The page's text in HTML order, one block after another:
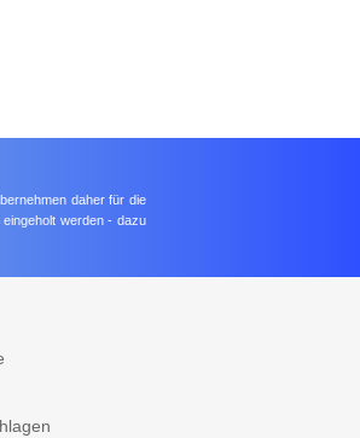
daher für die
werden - dazu